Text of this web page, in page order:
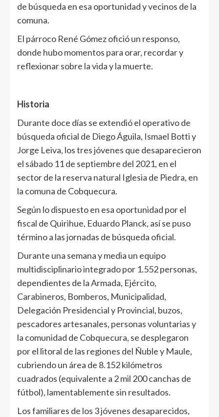
de búsqueda en esa oportunidad y vecinos de la
comuna.
El párroco René Gómez ofició un responso,
donde hubo momentos para orar, recordar y
reflexionar sobre la vida y la muerte.
Historia
Durante doce días se extendió el operativo de
búsqueda oficial de Diego Águila, Ismael Botti y
Jorge Leiva, los tres jóvenes que desaparecieron
el sábado 11 de septiembre del 2021, en el
sector de la reserva natural Iglesia de Piedra, en
la comuna de Cobquecura.
Según lo dispuesto en esa oportunidad por el
fiscal de Quirihue, Eduardo Planck, así se puso
término a las jornadas de búsqueda oficial.
Durante una semana y media un equipo
multidisciplinario integrado por 1.552 personas,
dependientes de la Armada, Ejército,
Carabineros, Bomberos, Municipalidad,
Delegación Presidencial y Provincial, buzos,
pescadores artesanales, personas voluntarias y
la comunidad de Cobquecura, se desplegaron
por el litoral de las regiones del Ñuble y Maule,
cubriendo un área de 8.152 kilómetros
cuadrados (equivalente a 2 mil 200 canchas de
fútbol), lamentablemente sin resultados.
Los familiares de los 3 jóvenes desaparecidos,